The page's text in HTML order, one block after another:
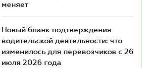
меняет
Новый бланк подтверждения
водительской деятельности: что
изменилось для перевозчиков с 26
июля 2026 года